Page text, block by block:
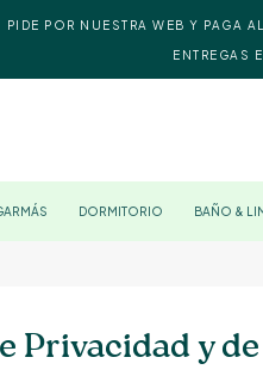
PIDE POR NUESTRA WEB Y PAGA
ENTREGAS
DORMITORIO BAÑO &
Privacidad y